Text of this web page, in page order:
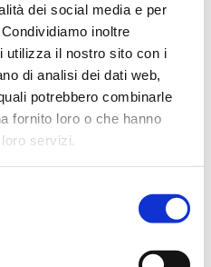
dei social media e per
inoltre
utilizza il nostro sito con i
di analisi dei dati web,
potrebbero combinarle
fornito loro o che hanno
servizi.
: studiare serve e
costantemente il
insieme, se vi
non applicarlo al
imprenditoriale